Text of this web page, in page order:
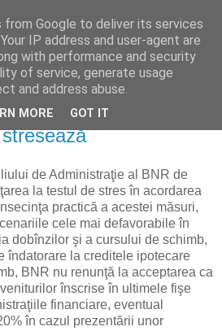
şi opinii economice
de Administraţie al BNR de
la testul de stres în acordarea
practică a acestei măsuri,
cele mai defavorabile în
dobînzilor şi a cursului de schimb,
îndatorare la creditele ipotecare
BNR nu renunţă la acceptarea ca
înscrise în ultimele fişe
financiare, eventual
în cazul prezentării unor
from Google to deliver its services
IP address and user-agent are
with performance and security
of service, generate usage
and address abuse.
MORE GOT IT